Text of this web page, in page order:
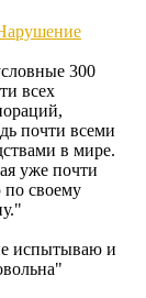
300
всех
почти всеми
в мире.
уже почти
по своему
испытываю и